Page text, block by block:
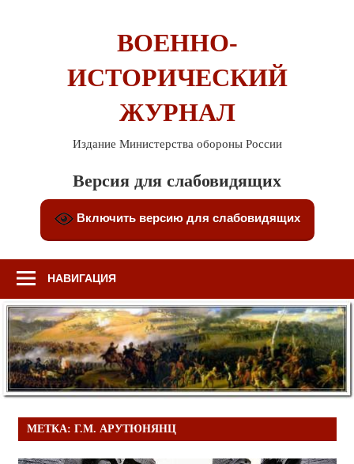
ВОЕННО-
ИСТОРИЧЕСКИЙ
ЖУРНАЛ
Издание Министерства обороны России
Версия для слабовидящих
Включить версию для слабовидящих
НАВИГАЦИЯ
МЕТКА: Г.М. АРУТЮНЯНЦ